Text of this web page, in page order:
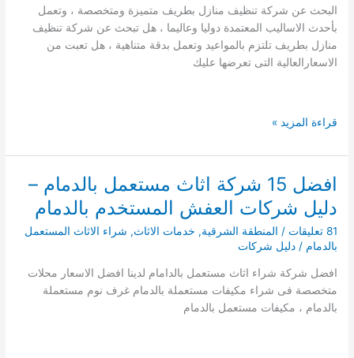
البحث عن شركة تنظيف منازل بطريف متميزة ومتخصصة ، وتعمل
بأحدث الاساليب المعتمدة دوليا وعاليما ، هل تبحث عن شركة تنظيف
منازل بطريف تلتزم بالمواعيد وتعمل بدقة متناهية ، هل تعبت من
الاسعارالعالية التى تعرضها عليك
شركة
منازل
بطريف
0541008053
قراءة المزيد »
افضل 15 شركة اثاث مستعمل بالدمام –
دليل شركات العفش المستخدم بالدمام
81 تعليقات / المنطقة الشرقية, خدمات الاثاث, شراء الاثاث المستعمل
بالدمام /دليل شركات
افضل شركة شراء اثاث مستعمل بالدامام لدينا افضل الاسعار محلات
متخصصة فى شراء مكيفات مستعملة بالدمام غرف نوم مستعملة
بالدمام ، مكيفات مستعمل بالدمام